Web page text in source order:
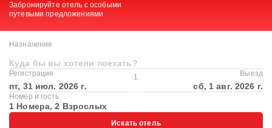
Забронируйте отель с особыми
путевыми предложениями
Назначение
Куда бы вы хотели поехать?
Регистрация
пт, 31 июл. 2026 г.
1 Выезд
сб, 1 авг. 2026 г.
Номер и гость
1 Номера, 2 Взрослых
Искать отель